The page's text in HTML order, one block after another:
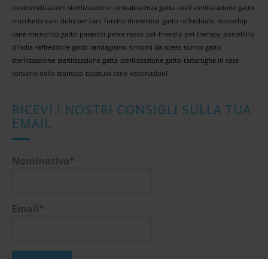
controindicazioni sterilizzazione convalescenza gatta costi sterilizzazione gatto
crocchette cani dolci per cani furetto domestico gatto raffreddato microchip
cane microchip gatto parassiti pesce rosso pet-friendly pet therapy porcellino
d'india raffreddore gatto randagismo sintomi da stress sonno gatto
sterilizzazione sterilizzazione gatta sterilizzazione gatto tartarughe in casa
torsione dello stomaco tosatura cane vaccinazioni
RICEVI I NOSTRI CONSIGLI SULLA TUA
EMAIL
Nominativo*
Email*